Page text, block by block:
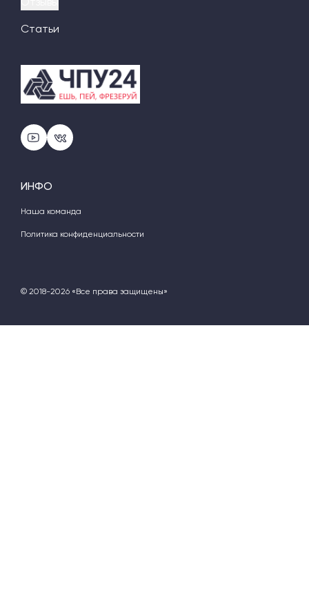
Статьи
ИНФО
Наша команда
Политика конфиденциальности
© 2018-2026 «Все права защищены»